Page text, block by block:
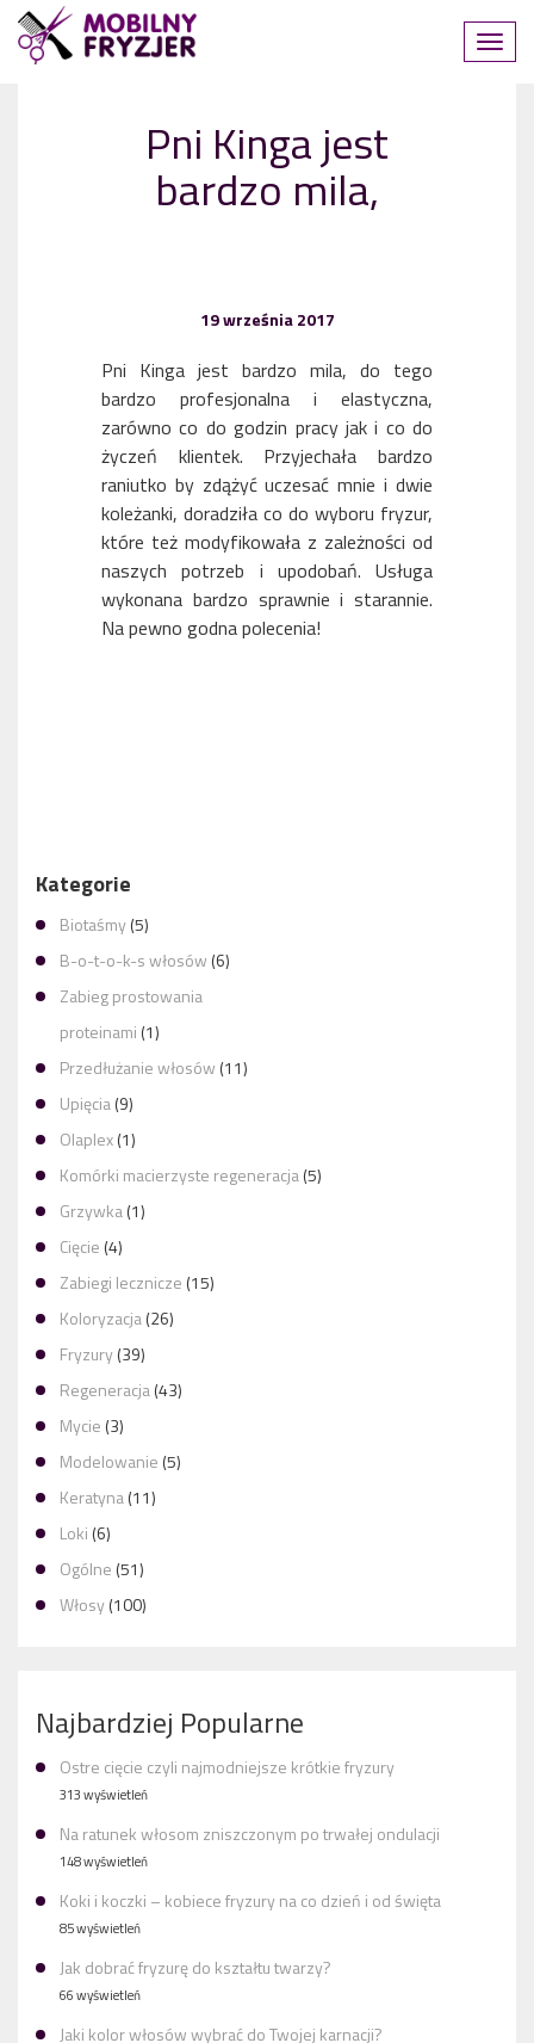
Pni Kinga jest
bardzo mila,
19 września 2017
Pni Kinga jest bardzo mila, do tego
bardzo profesjonalna i elastyczna,
zarówno co do godzin pracy jak i co do
życzeń klientek. Przyjechała bardzo
raniutko by zdążyć uczesać mnie i dwie
koleżanki, doradziła co do wyboru fryzur,
które też modyfikowała z zależności od
naszych potrzeb i upodobań. Usługa
wykonana bardzo sprawnie i starannie.
Na pewno godna polecenia!
Kategorie
Biotaśmy(5)
B-o-t-o-k-s włosów (6)
Zabieg prostowania
proteinami (1)
Przedłużanie włosów (11)
Upięcia(9)
Olaplex(1)
Komórki macierzyste regeneracja(5)
Grzywka(1)
Cięcie (4)
Zabiegi lecznicze (15)
Koloryzacja(26)
Fryzury(39)
Regeneracja(43)
Mycie (3)
Modelowanie (5)
Keratyna(11)
Loki (6)
Ogólne (51)
Włosy(100)
Najbardziej Popularne
Ostre cięcie czyli najmodniejsze krótkie fryzury
313 wyświetleń
Na ratunek włosom zniszczonym po trwałej ondulacji
148 wyświetleń
Koki i koczki – kobiece fryzury na co dzień i od święta
85 wyświetleń
Jak dobrać fryzurę do kształtu twarzy?
66 wyświetleń
Jaki kolor włosów wybrać do Twojej karnacji?